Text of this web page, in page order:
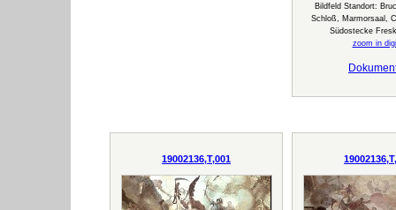
Bildfeld Standort:
Schloß, Marmorsaal,
Südostecke
zoom in
19002136,T,001